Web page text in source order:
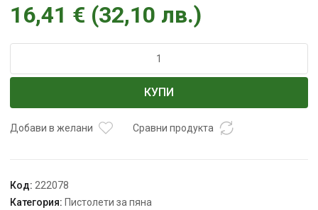
16,41 € (32,10 лв.)
Пистолет
КОМПАКТ
КУПИ
Добави в желани Сравни продукта
Код: 222078
Категория: Пистолети за пяна